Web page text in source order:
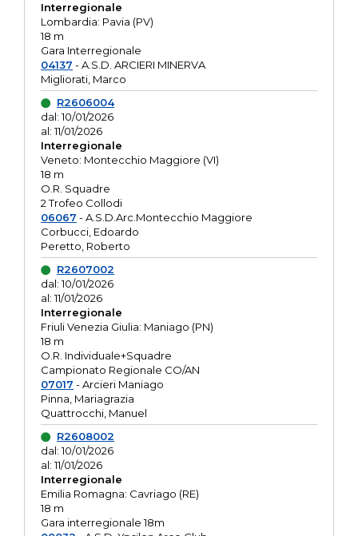
Interregionale
Lombardia: Pavia (PV)
18 m
Gara Interregionale
04137 - A.S.D. ARCIERI MINERVA
Migliorati, Marco
R2606004
dal: 10/01/2026
al: 11/01/2026
Interregionale
Veneto: Montecchio Maggiore (VI)
18 m
O.R. Squadre
2 Trofeo Collodi
06067 - A.S.D.Arc.Montecchio Maggiore
Corbucci, Edoardo
Peretto, Roberto
R2607002
dal: 10/01/2026
al: 11/01/2026
Interregionale
Friuli Venezia Giulia: Maniago (PN)
18 m
O.R. Individuale+Squadre
Campionato Regionale CO/AN
07017 - Arcieri Maniago
Pinna, Mariagrazia
Quattrocchi, Manuel
R2608002
dal: 10/01/2026
al: 11/01/2026
Interregionale
Emilia Romagna: Cavriago (RE)
18 m
Gara interregionale 18m